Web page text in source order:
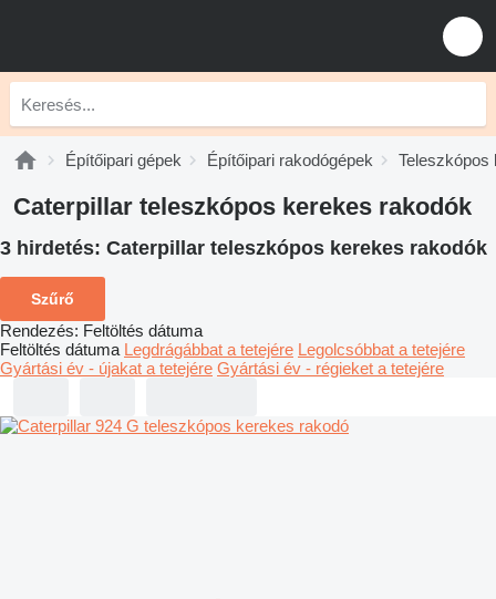
Építőipari gépek Építőipari rakodógépek Teleszkópos
Caterpillar teleszkópos kerekes rakodók
3 hirdetés: Caterpillar teleszkópos kerekes rakodók
Szűrő
Rendezés: Feltöltés dátuma
Feltöltés dátuma Legdrágábbat a tetejére Legolcsóbbat a tetejére
Gyártási év - újakat a tetejére Gyártási év - régieket a tetejére